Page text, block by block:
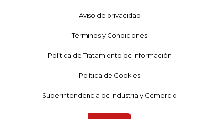
Aviso de privacidad
Términos y Condiciones
Política de Tratamiento de Información
Política de Cookies
Superintendencia de Industria y Comercio